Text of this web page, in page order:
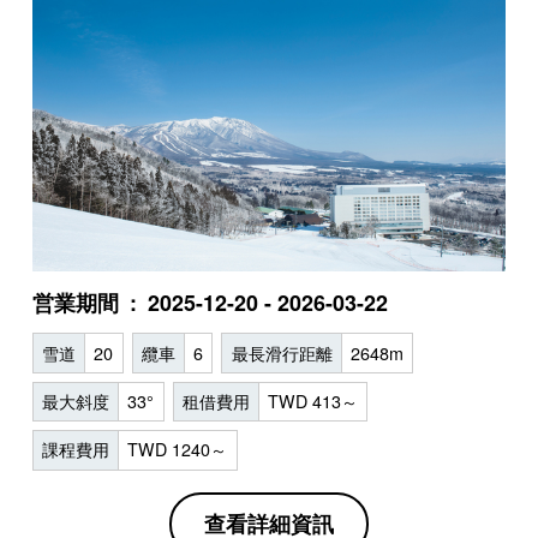
営業期間 2025-12-20 - 2026-03-22
雪道 20 纜車 6 最長滑行距離 2648m
最大斜度 33° 租借費用 TWD 413～
課程費用 TWD 1240～
查看詳細資訊